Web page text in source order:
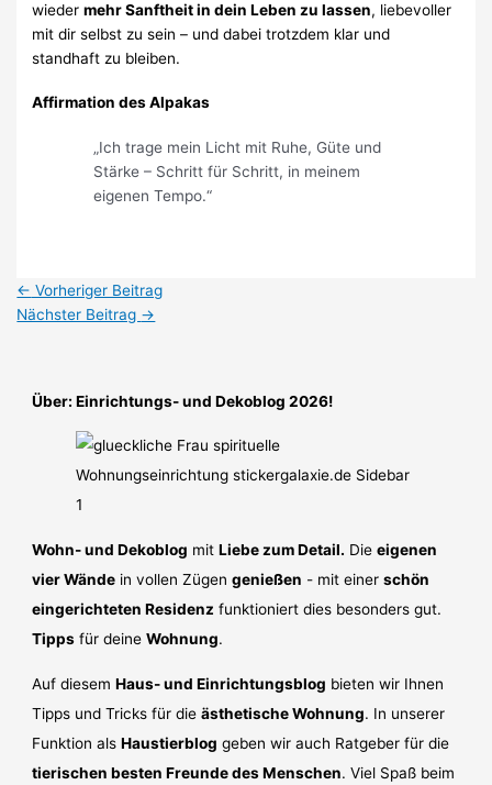
wiedermehr Sanftheit in dein Leben zu lassen, liebevoller
mit dir selbst zu sein – und dabei trotzdem klar und
standhaft zu bleiben.
Affirmation des Alpakas
„Ich trage mein Licht mit Ruhe, Güte und
Stärke – Schritt für Schritt, in meinem
eigenen Tempo.“
← Vorheriger Beitrag
Nächster Beitrag →
Über: Einrichtungs- und Dekoblog 2026!
Wohn- und Dekoblog mitLiebe zum Detail. Dieeigenen
vier Wände in vollen Zügengenießen - mit einerschön
eingerichteten Residenz funktioniert dies besonders gut.
Tipps für deineWohnung.
Auf diesemHaus- und Einrichtungsblog bieten wir Ihnen
Tipps und Tricks für dieästhetische Wohnung. In unserer
Funktion alsHaustierblog geben wir auch Ratgeber für die
tierischen besten Freunde des Menschen. Viel Spaß beim